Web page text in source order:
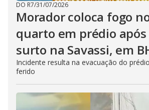
DO R7/31/07/2026
Morador coloca fogo
quarto em prédio
surto na Savassi, em
Incidente resulta na evacuação do
ferido